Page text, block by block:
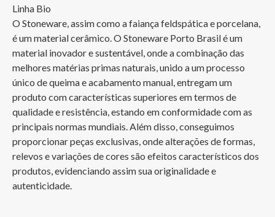
Linha Bio
O Stoneware, assim como a faiança feldspática e porcelana,
é um material cerâmico. O Stoneware Porto Brasil é um
material inovador e sustentável, onde a combinação das
melhores matérias primas naturais, unido a um processo
único de queima e acabamento manual, entregam um
produto com características superiores em termos de
qualidade e resistência, estando em conformidade com as
principais normas mundiais. Além disso, conseguimos
proporcionar peças exclusivas, onde alterações de formas,
relevos e variações de cores são efeitos característicos dos
produtos, evidenciando assim sua originalidade e
autenticidade.